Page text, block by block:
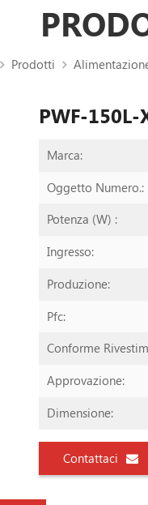
Prodotti
PWF-150L-
Marca:
Oggetto Numero.:
Potenza (W) :
Ingresso:
Produzione:
Pfc:
Conforme
Approvazione:
Dimensione:
Contattaci